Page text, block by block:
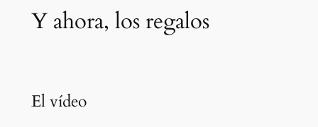
Y ahora, los regalos
El vídeo